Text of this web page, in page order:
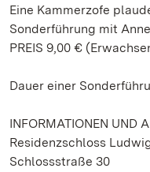
Eine Kammerzofe
Sonderführung mit
PREIS 9,00 €
Dauer einer
INFORMATIONEN UND
Residenzschloss
Schlossstraße 30